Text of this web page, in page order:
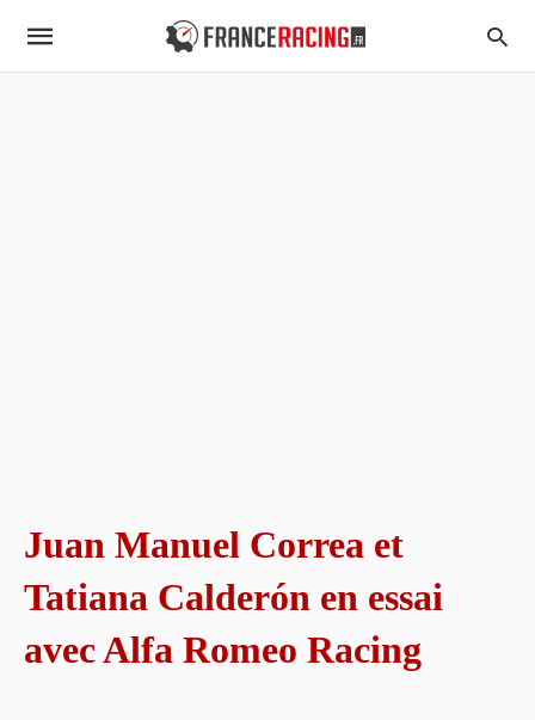
Juan Manuel Correa et
Tatiana Calderón en essai
avec Alfa Romeo Racing